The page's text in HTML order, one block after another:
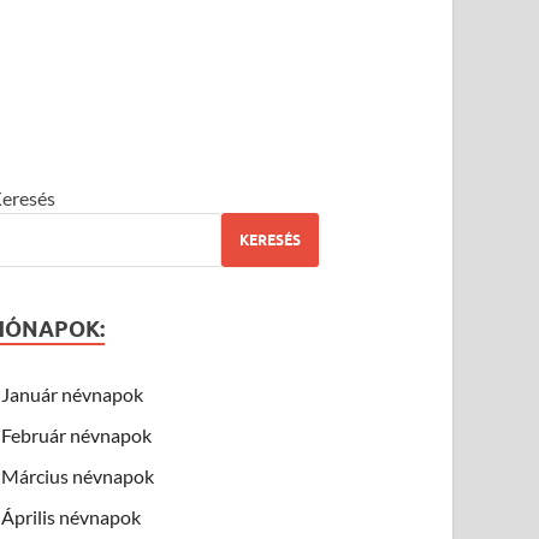
KERESÉS
Január névnapok
Február névnapok
Március névnapok
Április névnapok